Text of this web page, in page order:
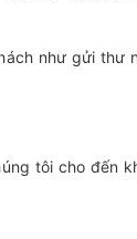
như gửi
tôi cho đến